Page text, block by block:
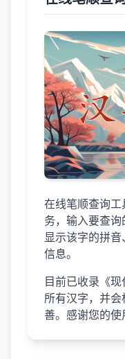
在线笔顺查询
务，输入要查
显示该字的拼
信息。
目前已收录《
所有汉字，并
善。感谢您的使